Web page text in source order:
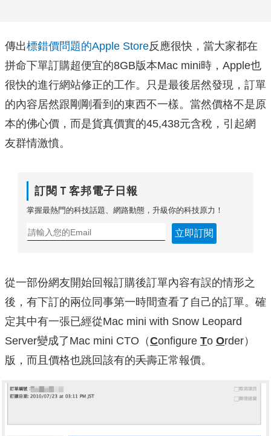
傳出標錯價問題的Apple Store反應很快，當大家都在
拼命下單訂購超便宜的8GB版本Mac mini時，Apple也
很快的進行網站修正的工作。只是最後居然發現，訂單
的內容居然跟剛剛看到的東西不一樣。當然價格不是原
本的佛心價，而是貨真價實的45,438元含稅，引起網
友群情激憤。
訂閱Ｔ客邦電子日報
掌握最熱門的科技話題、網路動態，升級你的科技原力！
立即訂閱
從一部份網友開始回報訂購後訂單內容有誤的情形之
後，有下訂的兩位同事第一時間查看了自己的訂單。確
定其中有一張已經從Mac mini with Snow Leopard
Server變成了Mac mini CTO（Configure To Order）
版，而且價格也跳回該有的夭壽正常報價。